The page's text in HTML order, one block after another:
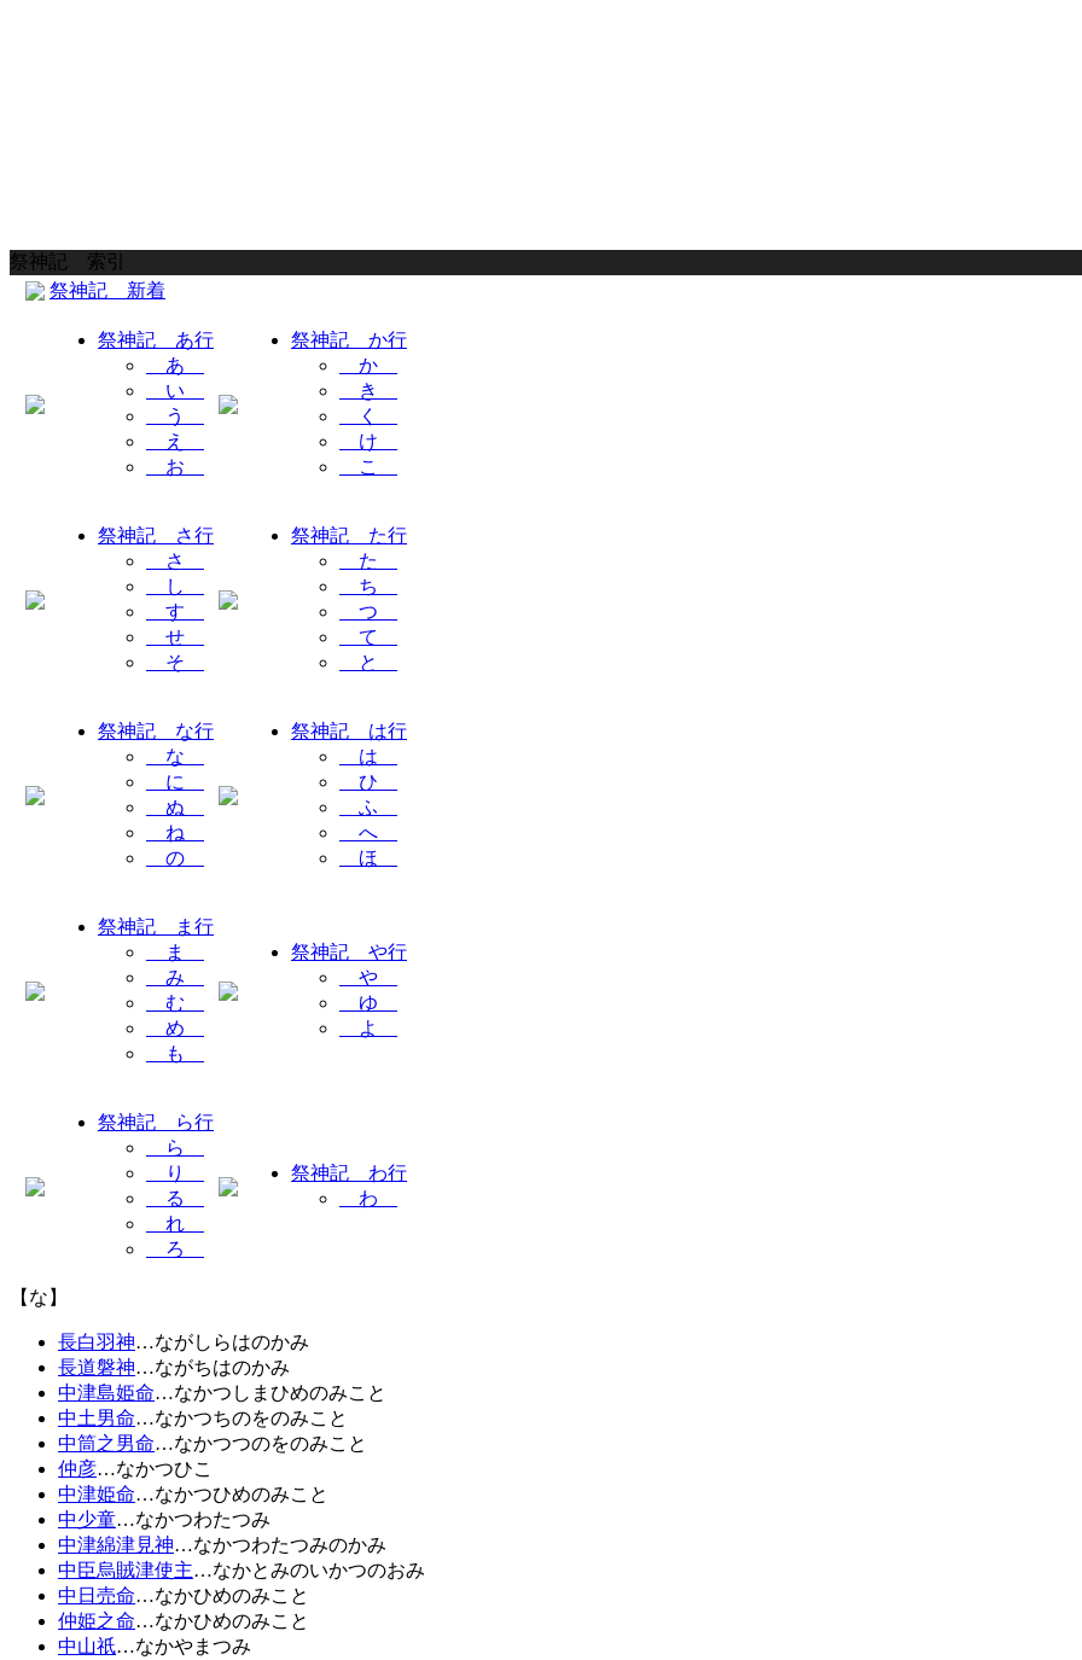
祭神記 索引
祭神記 新着
祭神記 あ行
あ
い
う
え
お
祭神記 か行
か
き
く
け
こ
祭神記 さ行
さ
し
す
せ
そ
祭神記 た行
た
ち
つ
て
と
祭神記 な行
な
に
ぬ
ね
の
祭神記 は行
は
ひ
ふ
へ
ほ
祭神記 ま行
ま
み
む
め
も
祭神記 や行
や
ゆ
よ
祭神記 ら行
ら
り
る
れ
ろ
祭神記 わ行
わ
【な】
長白羽神…ながしらはのかみ
長道磐神…ながちはのかみ
中津島姫命…なかつしまひめのみこと
中土男命…なかつちのをのみこと
中筒之男命…なかつつのをのみこと
仲彦…なかつひこ
中津姫命…なかつひめのみこと
中少童…なかつわたつみ
中津綿津見神…なかつわたつみのかみ
中臣烏賊津使主…なかとみのいかつのおみ
中日売命…なかひめのみこと
仲姫之命…なかひめのみこと
中山祇…なかやまつみ